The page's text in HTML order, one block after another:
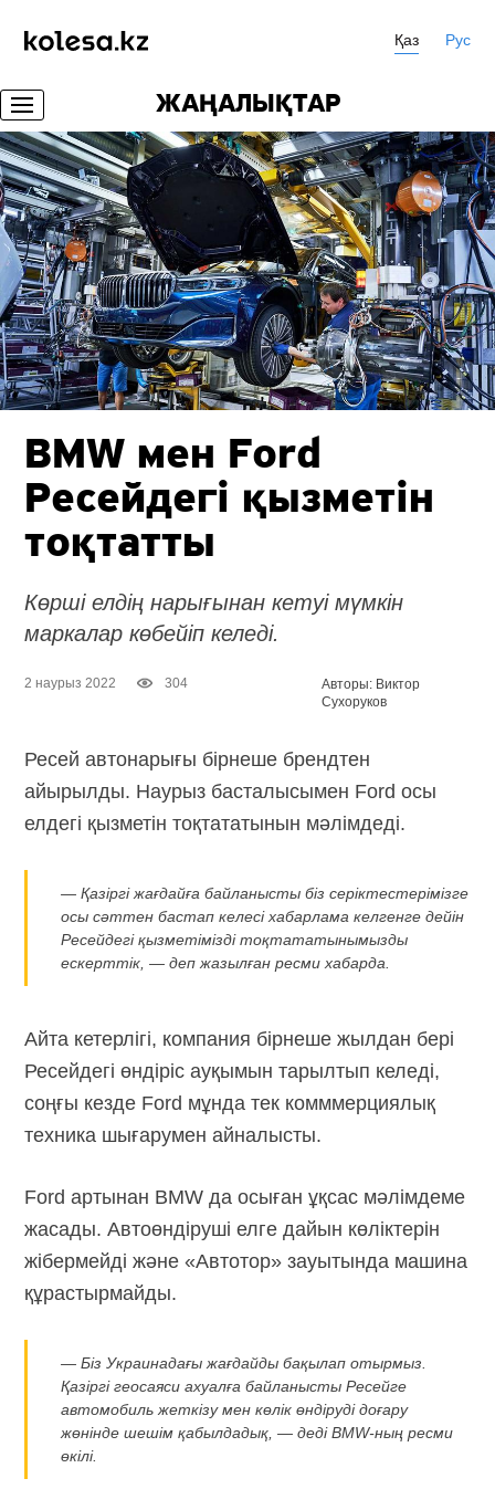
Қаз Рус
ЖАҢАЛЫҚТАР
BMW мен Ford
Ресейдегі қызметін
тоқтатты
Көрші елдің нарығынан кетуі мүмкін
маркалар көбейіп келеді.
2 наурыз 2022 304
Авторы: Виктор
Сухоруков
Ресей автонарығы бірнеше брендтен
айырылды. Наурыз басталысымен Ford осы
елдегі қызметін тоқтататынын мәлімдеді.
— Қазіргі жағдайға байланысты біз серіктестерімізге
осы сәттен бастап келесі хабарлама келгенге дейін
Ресейдегі қызметімізді тоқтататынымызды
ескерттік, — деп жазылған ресми хабарда.
Айта кетерлігі, компания бірнеше жылдан бері
Ресейдегі өндіріс ауқымын тарылтып келеді,
соңғы кезде Ford мұнда тек комммерциялық
техника шығарумен айналысты.
Ford артынан BMW да осыған ұқсас мәлімдеме
жасады. Автоөндіруші елге дайын көліктерін
жібермейді және «Автотор» зауытында машина
құрастырмайды.
— Біз Украинадағы жағдайды бақылап отырмыз.
Қазіргі геосаяси ахуалға байланысты Ресейге
автомобиль жеткізу мен көлік өндіруді доғару
жөнінде шешім қабылдадық, — деді BMW-ның ресми
өкілі.